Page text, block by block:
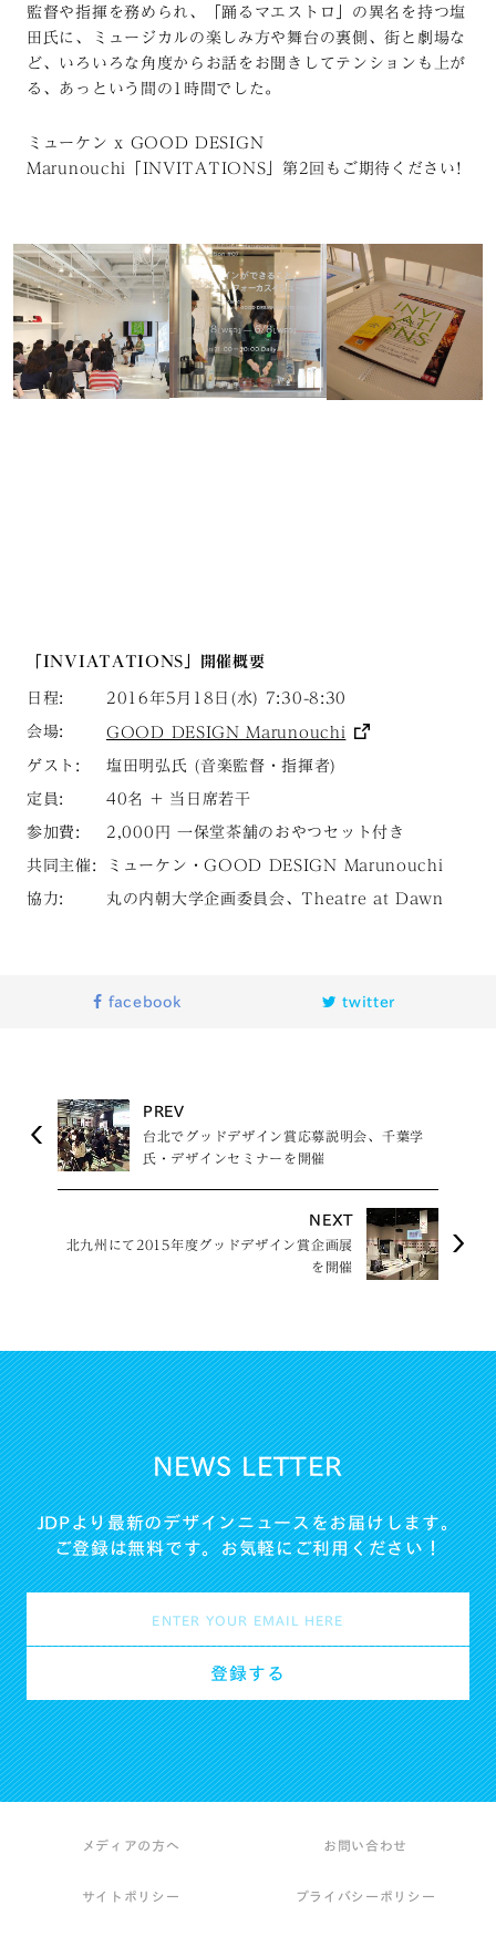
監督や指揮を務められ、「踊るマエストロ」の異名を持つ塩
田氏に、ミュージカルの楽しみ方や舞台の裏側、街と劇場な
ど、いろいろな角度からお話をお聞きしてテンションも上が
る、あっという間の1時間でした。
ミューケン x GOOD DESIGN
Marunouchi「INVITATIONS」第2回もご期待ください!
「INVIATATIONS」開催概要
日程: 2016年5月18日(水) 7:30-8:30
会場: GOOD DESIGN Marunouchi
ゲスト: 塩田明弘氏 (音楽監督・指揮者)
定員: 40名 + 当日席若干
参加費: 2,000円 一保堂茶舗のおやつセット付き
共同主催: ミューケン・GOOD DESIGN Marunouchi
協力: 丸の内朝大学企画委員会、Theatre at Dawn
facebook twitter
PREV
台北でグッドデザイン賞応募説明会、千葉学
氏・デザインセミナーを開催
NEXT
北九州にて2015年度グッドデザイン賞企画展
を開催
NEWS LETTER
JDPより最新のデザインニュースをお届けします。
ご登録は無料です。お気軽にご利用ください！
メディアの方へ お問い合わせ
サイトポリシー プライバシーポリシー